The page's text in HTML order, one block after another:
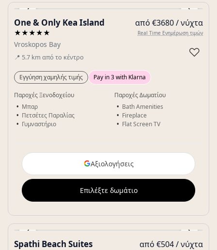
‹ ›
Gallery
One & Only Kea Island
★★★★★
Vroskopos Bay
📍 5.7 km από το κέντρο
από €3680 / νύχτα
Real Time Ενημέρωση τιμών
♡
Εγγύηση χαμηλής τιμής Pay in 3 with Klarna
Παροχές Ξενοδοχείου
Μπαρ
Πετσέτες Παραλίας
Γυμναστήριο
Παροχές Δωματίου
Bath Amenities
Fireplace
Flat Screen TV
Αξιολογήσεις
Επιλέξτε δωμάτιο
‹ ›
Gallery
Spathi Beach Suites από €504 / νύχτα